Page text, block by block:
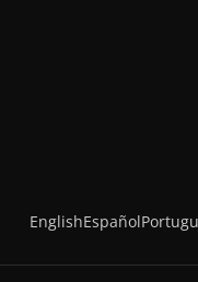
EnglishEspañol